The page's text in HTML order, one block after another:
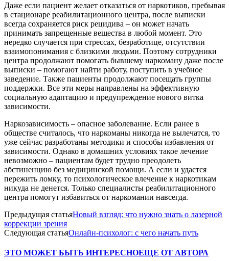
Даже если пациент желает отказаться от наркотиков, пребывая
в стационаре реабилитационного центра, после выписки
всегда сохраняется риск рецидива – он может начать
принимать запрещенные вещества в любой момент. Это
нередко случается при стрессах, безработице, отсутствии
взаимопонимания с близкими людьми. Поэтому сотрудники
центра продолжают помогать бывшему наркоману даже после
выписки – помогают найти работу, поступить в учебное
заведение. Также пациенты продолжают посещать группы
поддержки. Все эти меры направлены на эффективную
социальную адаптацию и предупреждение нового витка
зависимости.
Наркозависимость – опасное заболевание. Если ранее в
обществе считалось, что наркоманы никогда не вылечатся, то
уже сейчас разработаны методики и способы избавления от
зависимости. Однако в домашних условиях такое лечение
невозможно – пациентам будет трудно преодолеть
абстиненцию без медицинской помощи. А если и удастся
пережить ломку, то психологическое влечение к наркотикам
никуда не денется. Только специалисты реабилитационного
центра помогут избавиться от наркомании навсегда.
Предыдущая статьяНовый взгляд: что нужно знать о лазерной
коррекции зрения
Следующая статьяОнлайн-психолог: с чего начать путь
ЭТО МОЖЕТ БЫТЬ ИНТЕРЕСНОЕЩЕ ОТ АВТОРА